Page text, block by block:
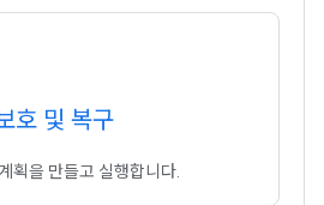
호 및 복구
획을 만들고 실행합니다.